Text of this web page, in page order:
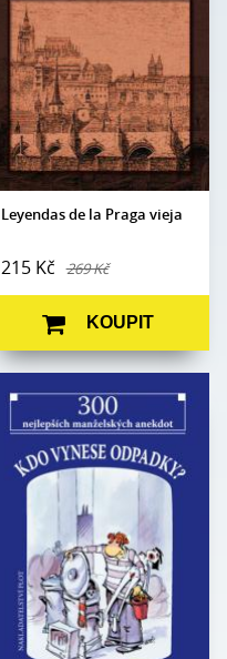
Leyendas de la Praga vieja
215 Kč 269 Kč
Počet stran:
140
Formát:
Vazba:
Obrazová
část:
Černobílé ilustrace
Datum
vydání:
13. 8. 2009
KOUPIT
Kabaret
Počet
stran:
80
105 x 140
V8a (pevná)
Obrazová
část:
Ilustrace Jiří Novák a
Jaroslav Skoupý
Datum
vydání:
16. 6. 2021